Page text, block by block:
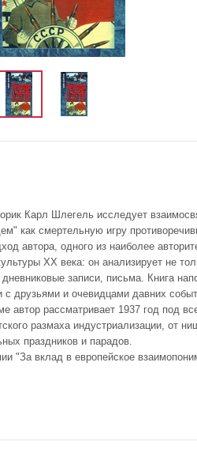
Карл Шлегель исследует
как смертельную игру
автора, одного из наиболее
XX века: он анализирует не
дневниковые записи, письма. Книга
друзьями и очевидцами давних
автор рассматривает 1937 год под
размаха индустриализации, от
праздников и парадов.
"За вклад в европейское